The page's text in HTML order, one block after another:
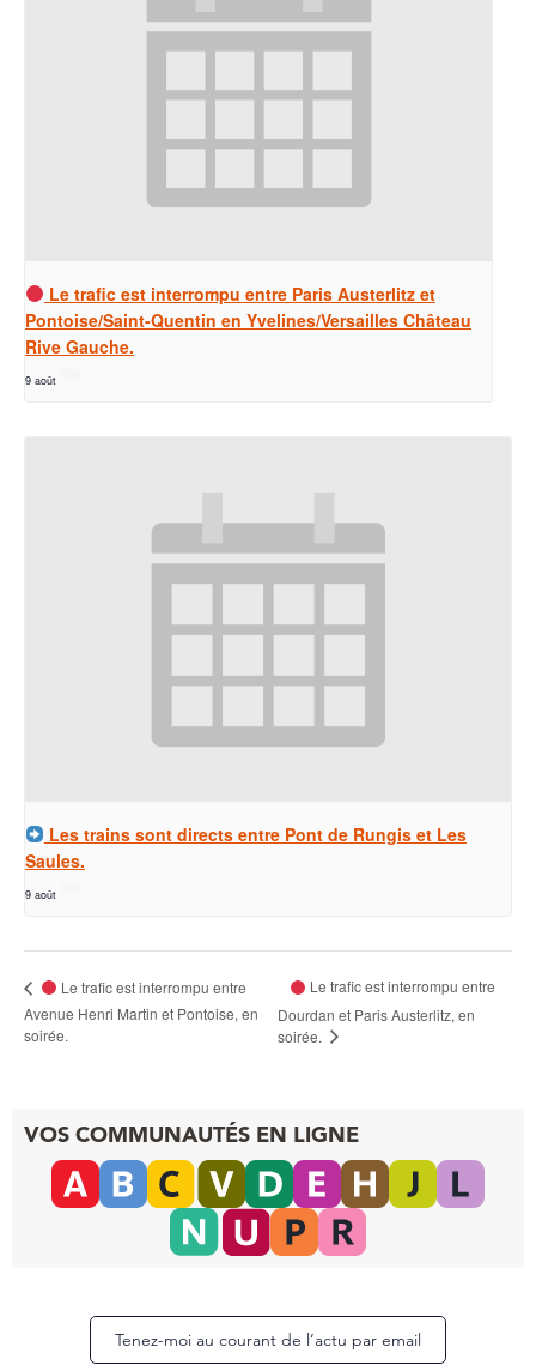
Le trafic est interrompu entre Paris Austerlitz et
Pontoise/Saint-Quentin en Yvelines/Versailles Château
Rive Gauche.
9 août
Les trains sont directs entre Pont de Rungis et Les
Saules.
9 août
Le trafic est interrompu entre
Avenue Henri Martin et Pontoise, en
soirée.
Le trafic est interrompu entre
Dourdan et Paris Austerlitz, en
soirée.
VOS COMMUNAUTÉS EN LIGNE
Tenez-moi au courant de l’actu par email